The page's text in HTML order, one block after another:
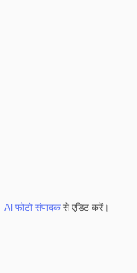
AI फोटो संपादकसे एडिट करें।